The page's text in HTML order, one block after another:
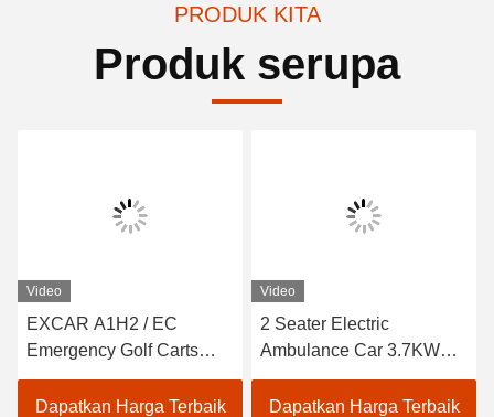
PRODUK KITA
Produk serupa
Video
EXCAR A1H2 / EC
Emergency Golf Carts
Dengan Chassis Chassis
Cargo Bedah Tertutup
Dapatkan Harga Terbaik
Video
2 Seater Electric
Ambulance Car 3.7KW
48V Baterai Troli Dengan
Kotak Kargo
Dapatkan Harga Terbaik